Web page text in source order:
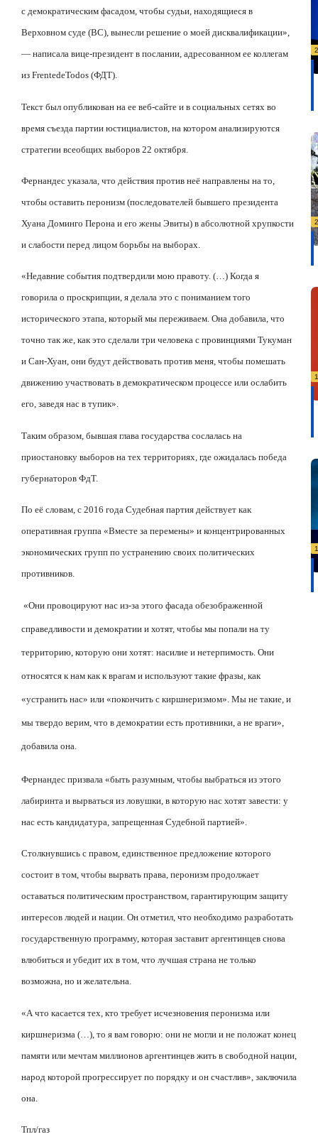
с демократическим фасадом, чтобы судьи, находящиеся в
Верховном суде (ВС), вынесли решение о моей дисквалификации»,
— написала вице-президент в послании, адресованном ее коллегам
из FrentedeTodos (ФДТ).
Текст был опубликован на ее веб-сайте и в социальных сетях во
время съезда партии юстициалистов, на котором анализируются
стратегии всеобщих выборов 22 октября.
Фернандес указала, что действия против неё направлены на то,
чтобы оставить перонизм (последователей бывшего президента
Хуана Доминго Перона и его жены Эвиты) в абсолютной хрупкости
и слабости перед лицом борьбы на выборах.
«Недавние события подтвердили мою правоту. (…) Когда я
говорила о проскрипции, я делала это с пониманием того
исторического этапа, который мы переживаем. Она добавила, что
точно так же, как это сделали три человека с провинциями Тукуман
и Сан-Хуан, они будут действовать против меня, чтобы помешать
движению участвовать в демократическом процессе или ослабить
его, заведя нас в тупик».
Таким образом, бывшая глава государства сослалась на
приостановку выборов на тех территориях, где ожидалась победа
губернаторов ФдТ.
По её словам, с 2016 года Судебная партия действует как
оперативная группа «Вместе за перемены» и концентрированных
экономических групп по устранению своих политических
противников.
«Они провоцируют нас из-за этого фасада обезображенной
справедливости и демократии и хотят, чтобы мы попали на ту
территорию, которую они хотят: насилие и нетерпимость. Они
относятся к нам как к врагам и используют такие фразы, как
«устранить нас» или «покончить с киршнеризмом». Мы не такие, и
мы твердо верим, что в демократии есть противники, а не враги»,
добавила она.
Фернандес призвала «быть разумным, чтобы выбраться из этого
лабиринта и вырваться из ловушки, в которую нас хотят завести: у
нас есть кандидатура, запрещенная Судебной партией».
Столкнувшись с правом, единственное предложение которого
состоит в том, чтобы вырвать права, перонизм продолжает
оставаться политическим пространством, гарантирующим защиту
интересов людей и нации. Он отметил, что необходимо разработать
государственную программу, которая заставит аргентинцев снова
влюбиться и убедит их в том, что лучшая страна не только
возможна, но и желательна.
«А что касается тех, кто требует исчезновения перонизма или
киршнеризма (…), то я вам говорю: они не могли и не положат конец
памяти или мечтам миллионов аргентинцев жить в свободной нации,
народ которой прогрессирует по порядку и он счастлив», заключила
она.
Тпл/газ